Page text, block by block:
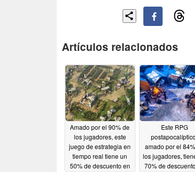
Artículos relacionados
Amado por el 90% de
los jugadores, este
juego de estrategia en
tiempo real tiene un
50% de descuento en
Este RPG
amado por el
los jugadores,
70% de